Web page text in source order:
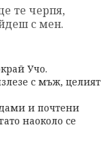
те черпя,
с мен.
Учо.
с мъж, целият
и почтени
наоколо се